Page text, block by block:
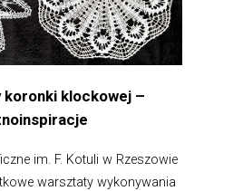
klockowej –
im. F. Kotuli w Rzeszowie
warsztaty wykonywania